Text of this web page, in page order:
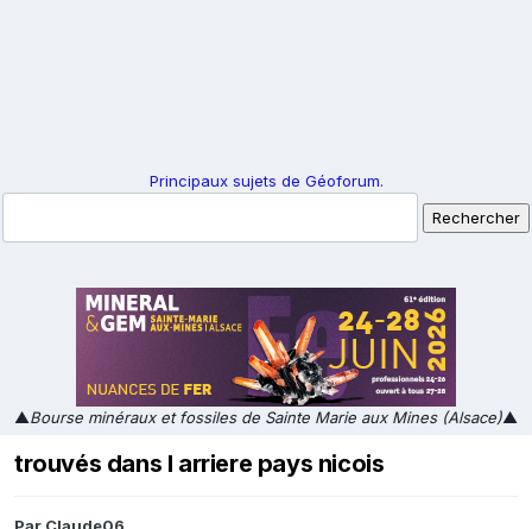
Principaux sujets de Géoforum.
▲Bourse minéraux et fossiles de Sainte Marie aux Mines (Alsace)▲
trouvés dans l arriere pays nicois